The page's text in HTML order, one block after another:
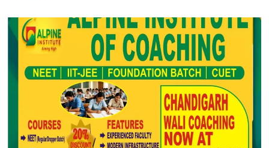
शिक्षक
भी
ला
सकेंगे
मोबाइल,
उल्लंघन
होगी
सख्त
कार्रवाईखबर: